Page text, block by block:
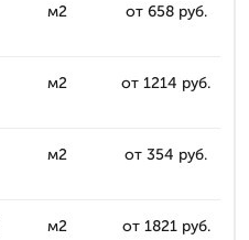
м2 от 658 руб.
м2 от 1214 руб.
м2 от 354 руб.
м2 от 1821 руб.